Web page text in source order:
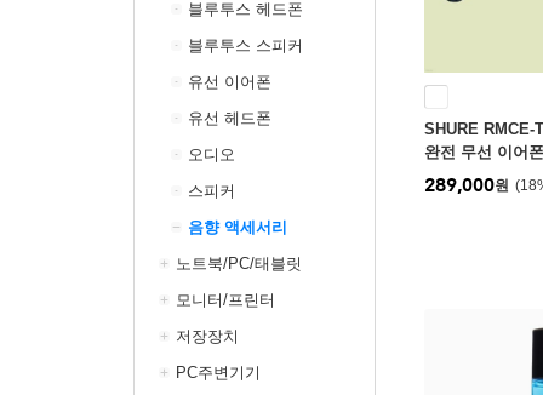
블루투스 헤드폰
블루투스 스피커
유선 이어폰
유선 헤드폰
오디오
스피커
음향 액세서리
노트북/PC/태블릿
모니터/프린터
저장장치
PC주변기기
SHURE RMCE-
완전 무선 이어
18
289,000원